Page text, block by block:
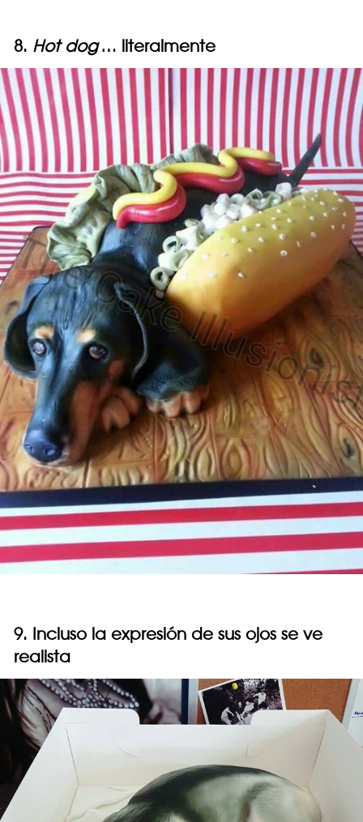
8. Hot dog … literalmente
9. Incluso la expresión de sus ojos se ve
realista